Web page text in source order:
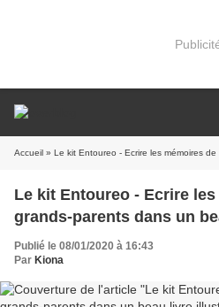
Accueil » Le kit Entoureo - Ecrire les mémoires de
Le kit Entoureo - Ecrire
grands-parents dans un
Publié le 08/01/2020 à 16:43
Par Kiona